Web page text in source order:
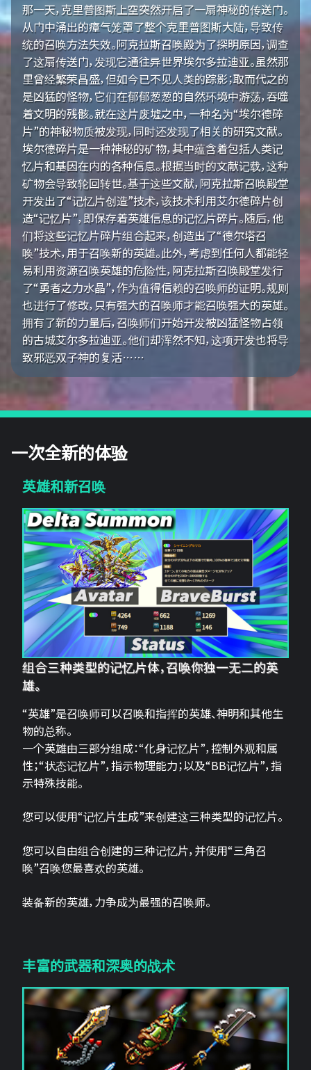
那一天，克里普图斯上空突然开启了一扇神秘的传送门。
从门中涌出的瘴气笼罩了整个克里普图斯大陆，导致传
统的召唤方法失效。阿克拉斯召唤殿为了探明原因，调查
了这扇传送门，发现它通往异世界埃尔多拉迪亚。虽然那
里曾经繁荣昌盛，但如今已不见人类的踪影；取而代之的
是凶猛的怪物，它们在郁郁葱葱的自然环境中游荡，吞噬
着文明的残骸。就在这片废墟之中，一种名为“埃尔德碎
片”的神秘物质被发现，同时还发现了相关的研究文献。
埃尔德碎片是一种神秘的矿物，其中蕴含着包括人类记
忆片和基因在内的各种信息。根据当时的文献记载，这种
矿物会导致轮回转世。基于这些文献，阿克拉斯召唤殿堂
开发出了“记忆片创造”技术，该技术利用艾尔德碎片创
造“记忆片”，即保存着英雄信息的记忆片碎片。随后，他
们将这些记忆片碎片组合起来，创造出了“德尔塔召
唤”技术，用于召唤新的英雄。此外，考虑到任何人都能轻
易利用资源召唤英雄的危险性，阿克拉斯召唤殿堂发行
了“勇者之力水晶”，作为值得信赖的召唤师的证明。规则
也进行了修改，只有强大的召唤师才能召唤强大的英雄。
拥有了新的力量后，召唤师们开始开发被凶猛怪物占领
的古城艾尔多拉迪亚。他们却浑然不知，这项开发也将导
致邪恶双子神的复活……
一次全新的体验
英雄和新召唤
组合三种类型的记忆片体，召唤你独一无二的英
雄。
“英雄”是召唤师可以召唤和指挥的英雄、神明和其他生
物的总称。
一个英雄由三部分组成：“化身记忆片”，控制外观和属
性；“状态记忆片”，指示物理能力；以及“BB记忆片”，指
示特殊技能。
您可以使用“记忆片生成”来创建这三种类型的记忆片。
您可以自由组合创建的三种记忆片，并使用“三角召
唤”召唤您最喜欢的英雄。
装备新的英雄，力争成为最强的召唤师。
丰富的武器和深奥的战术